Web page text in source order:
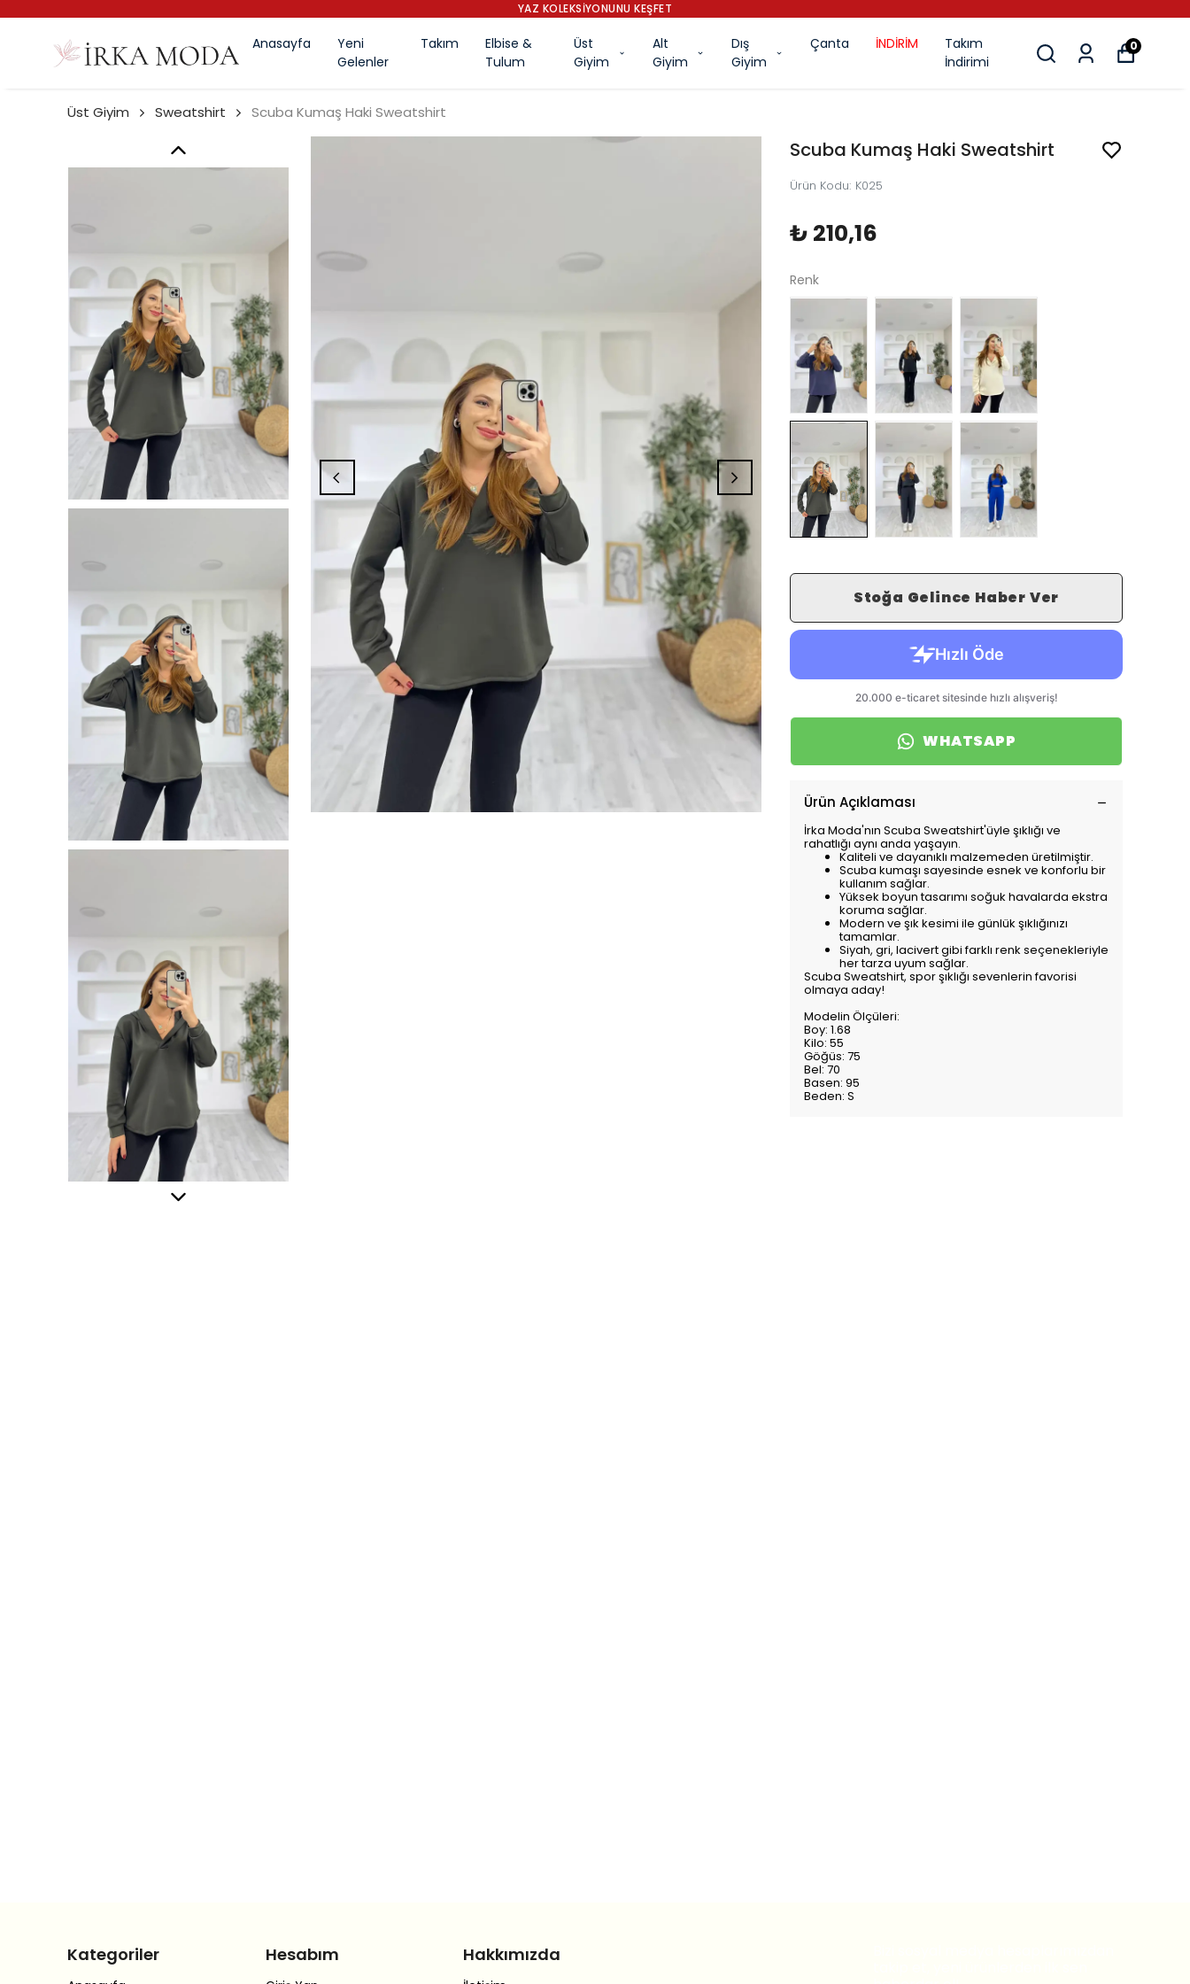
YAZ KOLEKSİYONUNU KEŞFET
Anasayfa
Yeni
Gelenler
Takım
Elbise &
Tulum
Üst
Giyim
Alt
Giyim
Dış
Giyim
Çanta İNDİRİM
Takım
İndirimi
0
Üst Giyim Sweatshirt Scuba Kumaş Haki Sweatshirt
Scuba Kumaş Haki Sweatshirt
Ürün Kodu: K025
₺ 210,16
Renk
Stoğa Gelince Haber Ver
WHATSAPP
Ürün Açıklaması
İrka Moda'nın Scuba Sweatshirt'üyle şıklığı ve
rahatlığı aynı anda yaşayın.
Kaliteli ve dayanıklı malzemeden üretilmiştir.
Scuba kumaşı sayesinde esnek ve konforlu bir
kullanım sağlar.
Yüksek boyun tasarımı soğuk havalarda ekstra
koruma sağlar.
Modern ve şık kesimi ile günlük şıklığınızı
tamamlar.
Siyah, gri, lacivert gibi farklı renk seçenekleriyle
her tarza uyum sağlar.
Scuba Sweatshirt, spor şıklığı sevenlerin favorisi
olmaya aday!
Modelin Ölçüleri:
Boy: 1.68
Kilo: 55
Göğüs: 75
Bel: 70
Basen: 95
Beden: S
Kategoriler Hesabım Hakkımızda